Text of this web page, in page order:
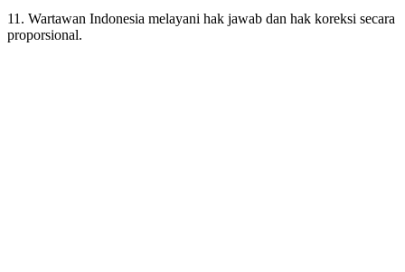
11. Wartawan Indonesia melayani hak jawab dan hak koreksi secara
proporsional.